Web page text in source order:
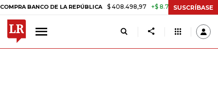
DE LA REPÚBLICA $ 408.498,97 +$ 8.753,81 +2,19% TASA DE
SUSCRÍBASE